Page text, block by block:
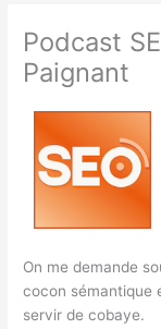
Podcast
Paignant
On me demande
cocon sémantique
servir de cobaye.